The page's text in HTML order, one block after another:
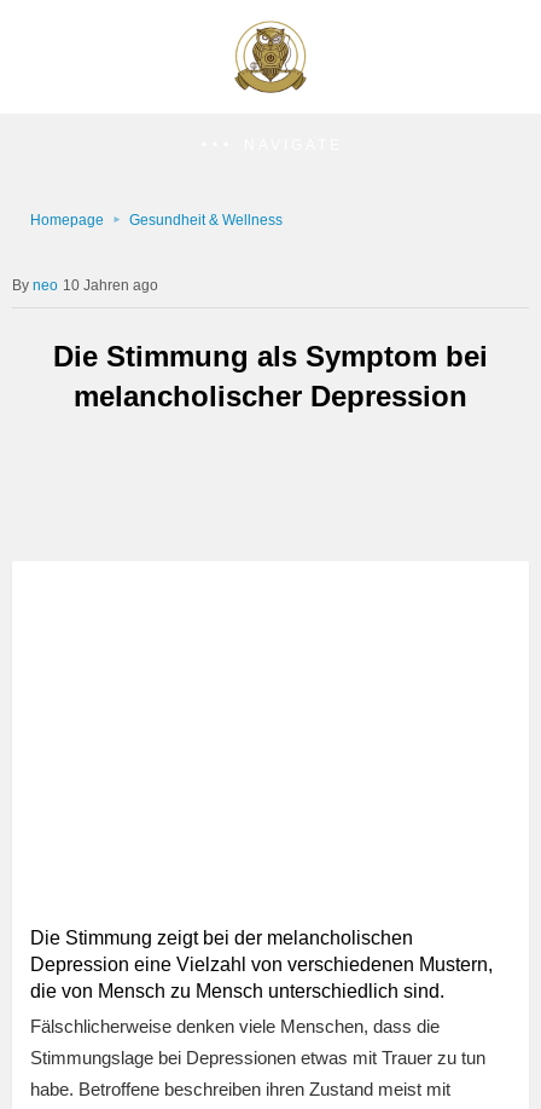
Homepage Gesundheit & Wellness
neo 10 Jahren ago
Die Stimmung als Symptom bei
melancholischer Depression
Die Stimmung zeigt bei der melancholischen
Depression eine Vielzahl von verschiedenen Mustern,
die von Mensch zu Mensch unterschiedlich sind.
Fälschlicherweise denken viele Menschen, dass die
Stimmungslage bei Depressionen etwas mit Trauer zu tun
habe. Betroffene beschreiben ihren Zustand meist mit